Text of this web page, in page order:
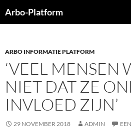
naar
Arbo-Platform
ARBO INFORMATIE PLATFORM
‘VEEL MENSEN
NIET DAT ZE
INVLOED ZIJN’
29 NOVEMBER 2018 ADMIN